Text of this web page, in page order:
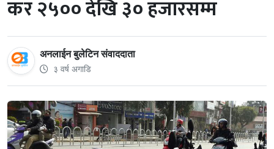
कर २५०० देखि ३० हजारसम्म
अनलाईन बुलेटिन संवाददाता
३ वर्ष अगाडि